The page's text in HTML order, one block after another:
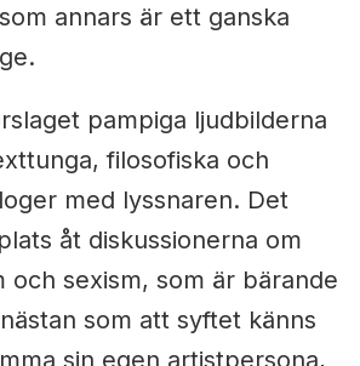
annars är ett ganska
pampiga ljudbilderna
filosofiska och
med lyssnaren. Det
åt diskussionerna om
och sexism, som är bärande
som att syftet känns